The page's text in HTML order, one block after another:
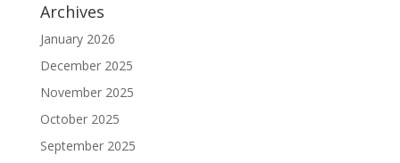
Archives
January 2026
December 2025
November 2025
October 2025
September 2025